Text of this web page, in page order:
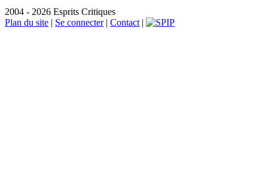
2004 - 2026 Esprits Critiques
Plan du site | Se connecter| Contact |